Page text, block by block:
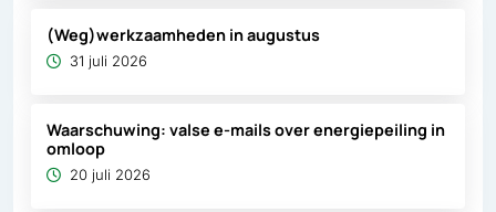
(Weg)werkzaamheden in augustus
31 juli 2026
Waarschuwing: valse e-mails over energiepeiling in
omloop
20 juli 2026